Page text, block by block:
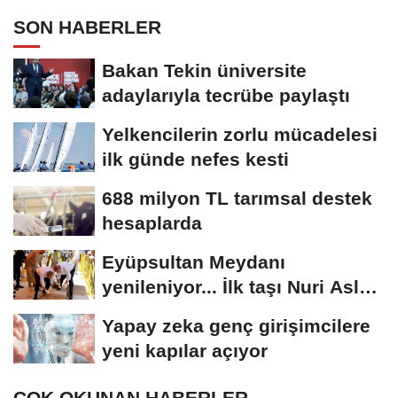
SON HABERLER
Bakan Tekin üniversite
adaylarıyla tecrübe paylaştı
Yelkencilerin zorlu mücadelesi
ilk günde nefes kesti
688 milyon TL tarımsal destek
hesaplarda
Eyüpsultan Meydanı
yenileniyor... İlk taşı Nuri Aslan
Yapay zeka genç girişimcilere
yeni kapılar açıyor